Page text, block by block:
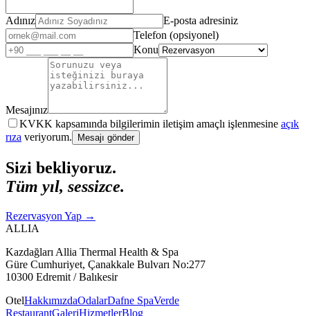
Adınız
E-posta adresiniz
Telefon (opsiyonel)
Konu
Mesajınız
KVKK kapsamında bilgilerimin iletişim amaçlı işlenmesine açık
rıza veriyorum. Mesajı gönder
Sizi bekliyoruz.
Tüm yıl, sessizce.
Rezervasyon Yap →
ALLIA
Kazdağları Allia Thermal Health & Spa
Güre Cumhuriyet, Çanakkale Bulvarı No:277
10300 Edremit / Balıkesir
OtelHakkımızdaOdalarDafne SpaVerde
RestaurantGaleriHizmetlerBlog